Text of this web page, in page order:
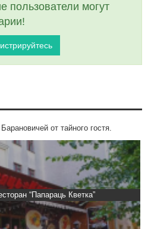
пользователи могут
от тайного гостя.
“Папараць Кветка”